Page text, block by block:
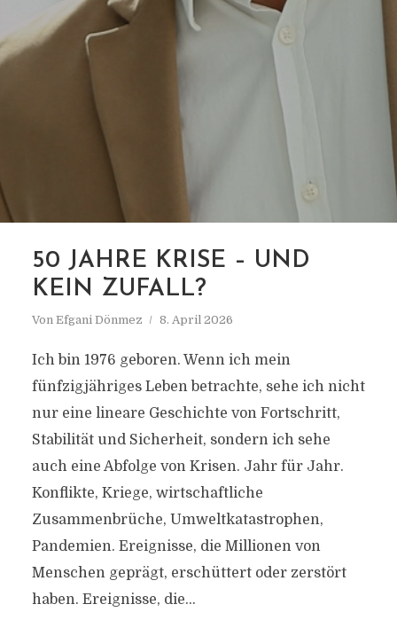
50’ER
50 JAHRE KRISE – UND
KEIN ZUFALL?
Von Efgani Dönmez 8. April 2026
Ich bin 1976 geboren. Wenn ich mein
fünfzigjähriges Leben betrachte, sehe ich nicht
nur eine lineare Geschichte von Fortschritt,
Stabilität und Sicherheit, sondern ich sehe
auch eine Abfolge von Krisen. Jahr für Jahr.
Konflikte, Kriege, wirtschaftliche
Zusammenbrüche, Umweltkatastrophen,
Pandemien. Ereignisse, die Millionen von
Menschen geprägt, erschüttert oder zerstört
haben. Ereignisse, die...